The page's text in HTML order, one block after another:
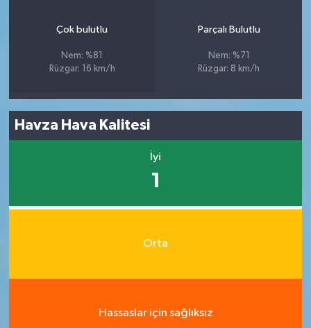
Çok bulutlu
Nem: %81
Rüzgar: 16 km/h
Parçalı Bulutlu
Nem: %71
Rüzgar: 8 km/h
Havza Hava Kalitesi
İyi
1
Orta
Hassaslar için sağlıksız